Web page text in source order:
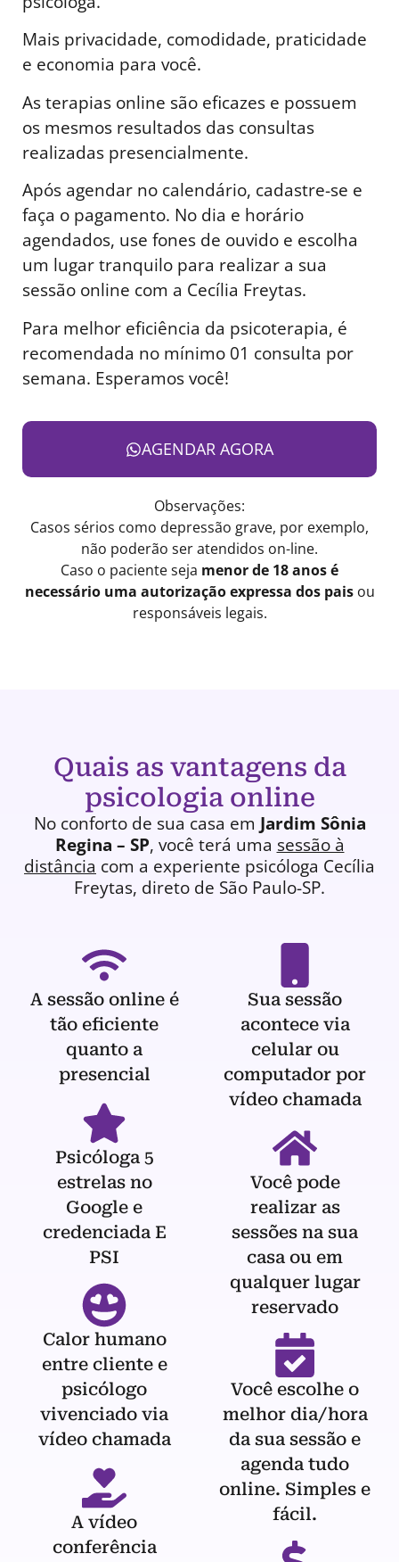
Mais privacidade, comodidade, praticidade
e economia para você.
As terapias online são eficazes e possuem
os mesmos resultados das consultas
realizadas presencialmente.
Após agendar no calendário, cadastre-se e
faça o pagamento. No dia e horário
agendados, use fones de ouvido e escolha
um lugar tranquilo para realizar a sua
sessão online com a Cecília Freytas.
Para melhor eficiência da psicoterapia, é
recomendada no mínimo 01 consulta por
semana. Esperamos você!
AGENDAR AGORA
Observações:
Casos sérios como depressão grave, por exemplo,
não poderão ser atendidos on-line.
Caso o paciente seja menor de 18 anos é
necessário uma autorização expressa dos paisou
responsáveis legais.
Quais as vantagens da
psicologia online
No conforto de sua casa em Jardim Sônia
Regina – SP, você terá uma sessão à
distância com a experiente psicóloga Cecília
Freytas, direto de São Paulo-SP.
A sessão online é
tão eficiente
quanto a
presencial
Psicóloga 5
estrelas no
Google e
credenciada E
PSI
Calor humano
entre cliente e
psicólogo
vivenciado via
vídeo chamada
A vídeo
conferência
Sua sessão
acontece via
celular ou
computador por
vídeo chamada
Você pode
realizar as
sessões na sua
casa ou em
qualquer lugar
reservado
Você escolhe o
melhor dia/hora
da sua sessão e
agenda tudo
online. Simples e
fácil.